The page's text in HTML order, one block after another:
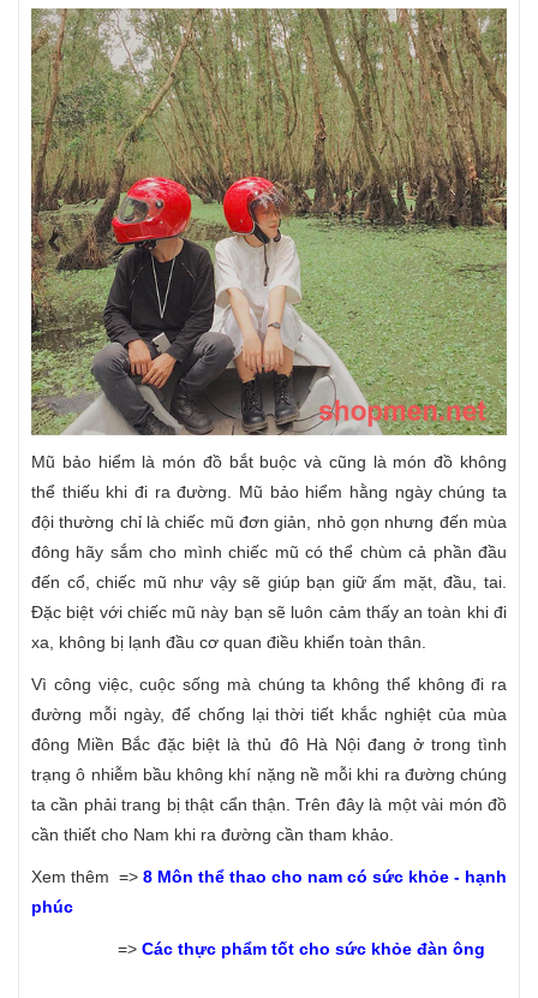
Mũ bảo hiểm là món đồ bắt buộc và cũng là món đồ không
thể thiếu khi đi ra đường. Mũ bảo hiểm hằng ngày chúng ta
đội thường chỉ là chiếc mũ đơn giản, nhỏ gọn nhưng đến mùa
đông hãy sắm cho mình chiếc mũ có thể chùm cả phần đầu
đến cổ, chiếc mũ như vậy sẽ giúp bạn giữ ấm mặt, đầu, tai.
Đặc biệt với chiếc mũ này bạn sẽ luôn cảm thấy an toàn khi đi
xa, không bị lạnh đầu cơ quan điều khiển toàn thân.
Vì công việc, cuộc sống mà chúng ta không thể không đi ra
đường mỗi ngày, để chống lại thời tiết khắc nghiệt của mùa
đông Miền Bắc đặc biệt là thủ đô Hà Nội đang ở trong tình
trạng ô nhiễm bầu không khí nặng nề mỗi khi ra đường chúng
ta cần phải trang bị thật cẩn thận. Trên đây là một vài món đồ
cần thiết cho Nam khi ra đường cần tham khảo.
Xem thêm => 8 Môn thể thao cho nam có sức khỏe - hạnh
phúc
=> Các thực phẩm tốt cho sức khỏe đàn ông